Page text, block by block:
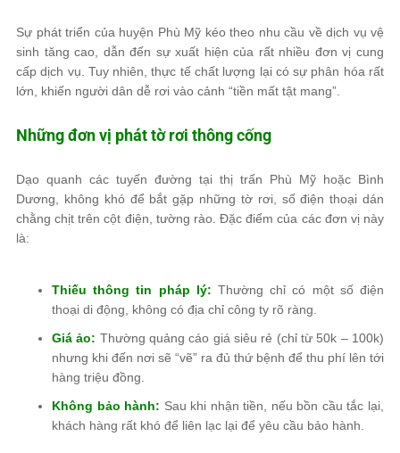
Sự phát triển của huyện Phù Mỹ kéo theo nhu cầu về dịch vụ vệ
sinh tăng cao, dẫn đến sự xuất hiện của rất nhiều đơn vị cung
cấp dịch vụ. Tuy nhiên, thực tế chất lượng lại có sự phân hóa rất
lớn, khiến người dân dễ rơi vào cảnh “tiền mất tật mang”.
Những đơn vị phát tờ rơi thông cống
Dạo quanh các tuyến đường tại thị trấn Phù Mỹ hoặc Bình
Dương, không khó để bắt gặp những tờ rơi, số điện thoại dán
chằng chịt trên cột điện, tường rào. Đặc điểm của các đơn vị này
là:
Thiếu thông tin pháp lý: Thường chỉ có một số điện
thoại di động, không có địa chỉ công ty rõ ràng.
Giá ảo: Thường quảng cáo giá siêu rẻ (chỉ từ 50k – 100k)
nhưng khi đến nơi sẽ “vẽ” ra đủ thứ bệnh để thu phí lên tới
hàng triệu đồng.
Không bảo hành: Sau khi nhận tiền, nếu bồn cầu tắc lại,
khách hàng rất khó để liên lạc lại để yêu cầu bảo hành.